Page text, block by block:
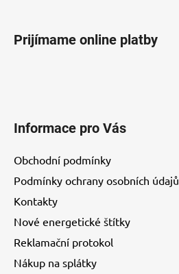
Prijímame online platby
Informace pro Vás
Obchodní podmínky
Podmínky ochrany osobních údajů
Kontakty
Nové energetické štítky
Reklamační protokol
Nákup na splátky